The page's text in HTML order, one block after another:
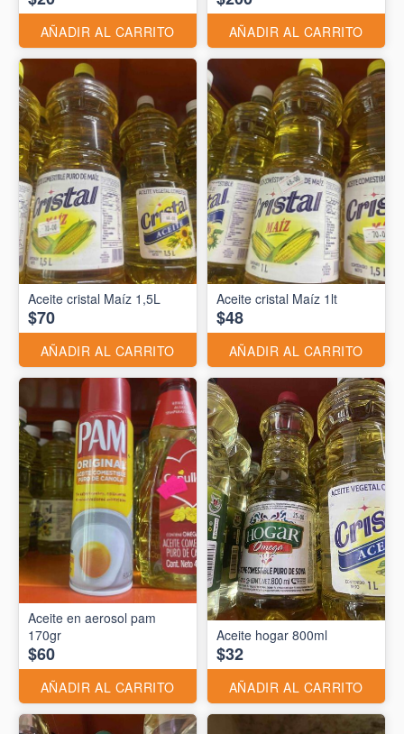
AÑADIR AL CARRITO AÑADIR AL CARRITO
Aceite cristal Maíz 1,5L
$70
AÑADIR AL CARRITO
Aceite cristal Maíz 1lt
$48
AÑADIR AL CARRITO
Aceite en aerosol pam
170gr
$60
AÑADIR AL CARRITO
Aceite hogar 800ml
$32
AÑADIR AL CARRITO